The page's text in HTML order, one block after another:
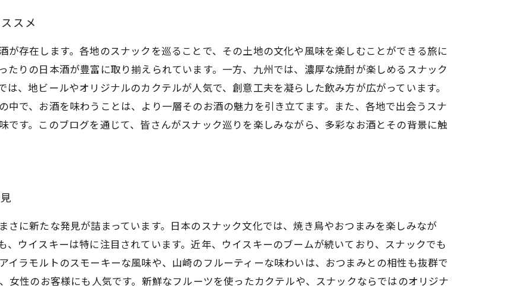
スメ
が存在します。各地のスナックを巡ることで、その土地の文化や風味を楽しむことができる旅に
たりの日本酒が豊富に取り揃えられています。一方、九州では、濃厚な焼酎が楽しめるスナック
、地ビールやオリジナルのカクテルが人気で、創意工夫を凝らした飲み方が広がっています。
中で、お酒を味わうことは、より一層そのお酒の魅力を引き立てます。また、各地で出会うスナ
です。このブログを通じて、皆さんがスナック巡りを楽しみながら、多彩なお酒とその背景に触
さに新たな発見が詰まっています。日本のスナック文化では、焼き鳥やおつまみを楽しみなが
、ウイスキーは特に注目されています。近年、ウイスキーのブームが続いており、スナックでも
イラモルトのスモーキーな風味や、山崎のフルーティーな味わいは、おつまみとの相性も抜群で
女性のお客様にも人気です。新鮮なフルーツを使ったカクテルや、スナックならではのオリジナ